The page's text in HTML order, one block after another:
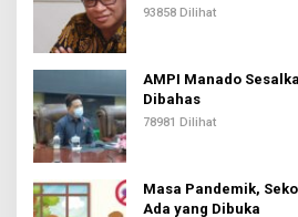
93858 Dilihat
AMPI Manado
Dibahas
78981 Dilihat
Masa Pandemik,
Ada yang Dibuka